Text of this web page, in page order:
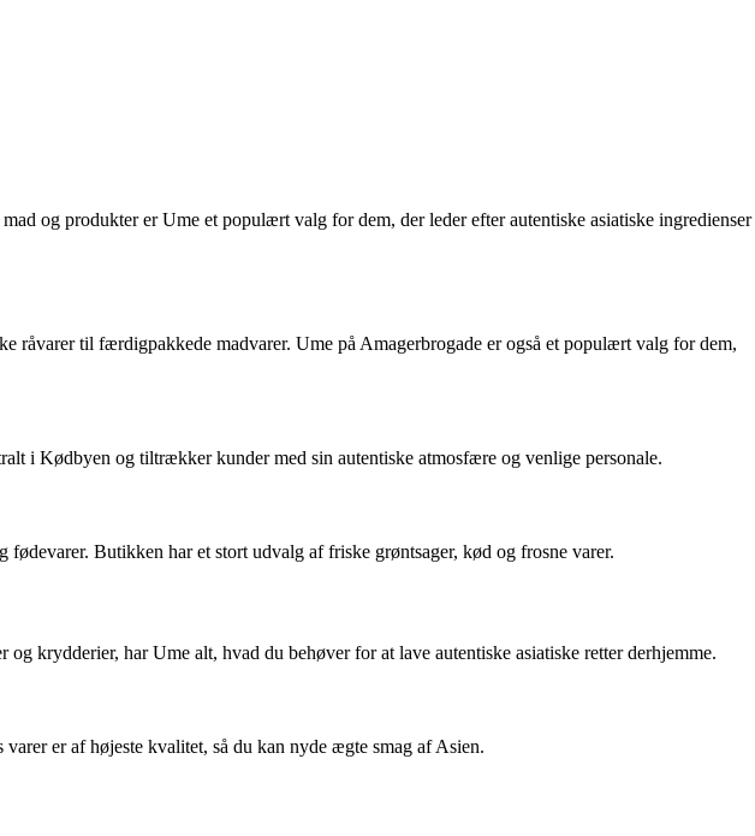
og produkter er Ume et populært valg for dem, der leder efter autentiske asiatiske ingredienser
råvarer til færdigpakkede madvarer. Ume på Amagerbrogade er også et populært valg for dem,
i Kødbyen og tiltrækker kunder med sin autentiske atmosfære og venlige personale.
Butikken har et stort udvalg af friske grøntsager, kød og frosne varer.
krydderier, har Ume alt, hvad du behøver for at lave autentiske asiatiske retter derhjemme.
er af højeste kvalitet, så du kan nyde ægte smag af Asien.